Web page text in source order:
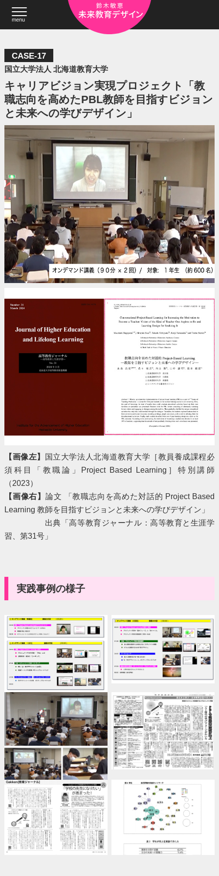
menu
CASE-17
国立大学法人 北海道教育大学
キャリアビジョン実現プロジェクト「教
職志向を高めたPBL教師を目指すビジョン
と未来への学びデザイン」
【画像左】
国立大学法人北海道教育大学［教員養成課程必
須科目「教職論」Project Based Learning］特別講師
（2023）
【画像右】論文 「教職志向を高めた対話的 Project Based
Learning 教師を目指すビジョンと未来への学びデザイン」
出典「高等教育ジャーナル：高等教育と生涯学
習、第31号」
実践事例の様子